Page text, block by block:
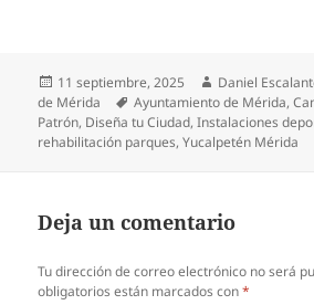
Publicado
el
11 septiembre, 2025 Autor
Daniel
de Mérida
Etiquetas
Ayuntamiento de Mérida,
Patrón, Diseña tu Ciudad,Instalaciones
rehabilitación parques,Yucalpetén Mérida
Deja un comentario
Tu dirección de correo electrónico no será
obligatorios están marcados con*